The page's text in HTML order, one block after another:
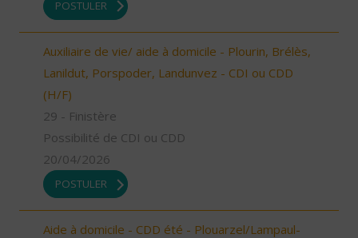
POSTULER
Auxiliaire de vie/ aide à domicile - Plourin, Brélès,
Lanildut, Porspoder, Landunvez - CDI ou CDD
(H/F)
29 - Finistère
Possibilité de CDI ou CDD
20/04/2026
POSTULER
Aide à domicile - CDD été - Plouarzel/Lampaul-